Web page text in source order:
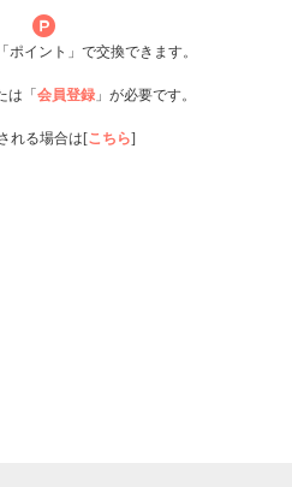
ポイント」で交換できます。
は「 会員登録」が必要です。
れる場合は[こちら]